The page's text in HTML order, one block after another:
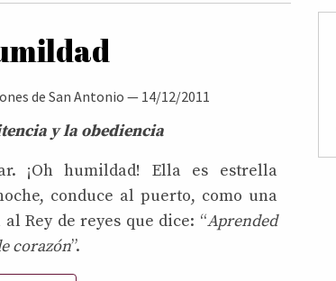
de San Antonio — 14/12/2011
y la obediencia
¡Oh humildad! Ella es estrella
conduce al puerto, como una
Rey de reyes que dice: “Aprended
corazón”.